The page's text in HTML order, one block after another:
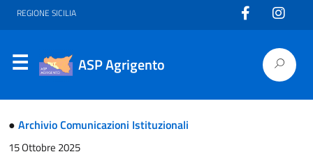
REGIONE SICILIA
ASP Agrigento
● Archivio Comunicazioni Istituzionali
15 Ottobre 2025